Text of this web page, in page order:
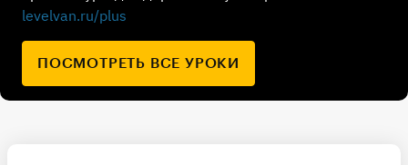
levelvan.ru/plus
ПОСМОТРЕТЬ ВСЕ УРОКИ